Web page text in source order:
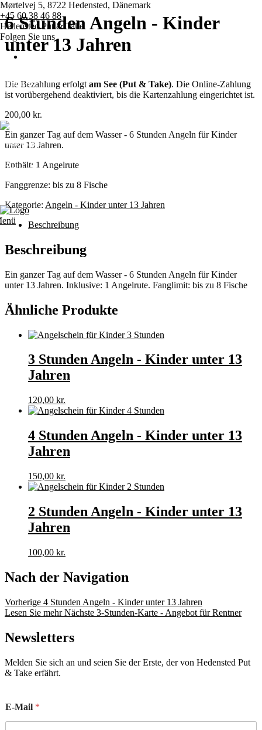
Mørtelvej 5, 8722 Hedensted, Dänemark
+45 60 38 46 88
Hedensted Put & Take
Folgen Sie uns
Hauptseite
Wettbewerbe
Verschiedene
6 Stunden Angeln - Kinder
unter 13 Jahren
Die Bezahlung erfolgt am See (Put & Take). Die Online-Zahlung
ist vorübergehend deaktiviert, bis die Kartenzahlung eingerichtet ist.
200,00 kr.
Ein ganzer Tag auf dem Wasser - 6 Stunden Angeln für Kinder
unter 13 Jahren.
Enthält: 1 Angelrute
Fanggrenze: bis zu 8 Fische
Kategorie: Angeln - Kinder unter 13 Jahren
Beschreibung
Beschreibung
Ein ganzer Tag auf dem Wasser - 6 Stunden Angeln für Kinder
unter 13 Jahren. Inklusive: 1 Angelrute. Fanglimit: bis zu 8 Fische
Ähnliche Produkte
3 Stunden Angeln - Kinder unter 13
Jahren
120,00 kr.
4 Stunden Angeln - Kinder unter 13
Jahren
150,00 kr.
2 Stunden Angeln - Kinder unter 13
Jahren
100,00 kr.
Nach der Navigation
Vorherige 4 Stunden Angeln - Kinder unter 13 Jahren
Lesen Sie mehr Nächste 3-Stunden-Karte - Angebot für Rentner
Newsletters
Melden Sie sich an und seien Sie der Erste, der von Hedensted Put
& Take erfährt.
-
M
E-Mail *